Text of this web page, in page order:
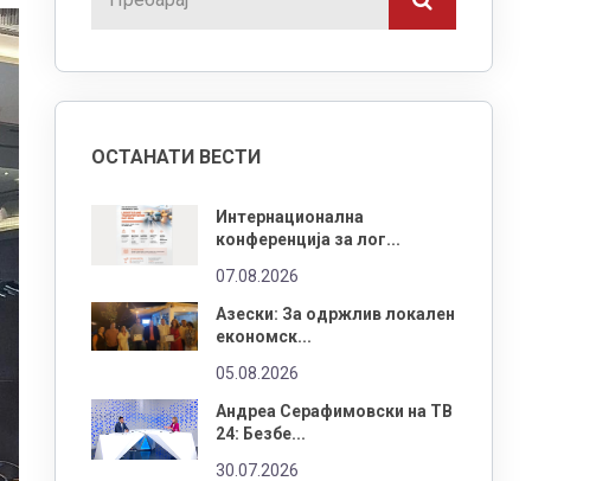
ОСТАНАТИ ВЕСТИ
Интернационална
конференција за лог...
07.08.2026
Азески: За одржлив локален
економск...
05.08.2026
Андреа Серафимовски на ТВ
24: Безбе...
30.07.2026